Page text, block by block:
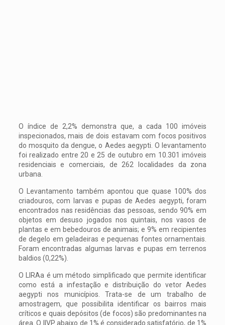
O índice de 2,2% demonstra que, a cada 100 imóveis
inspecionados, mais de dois estavam com focos positivos
do mosquito da dengue, o Aedes aegypti. O levantamento
foi realizado entre 20 e 25 de outubro em 10.301 imóveis
residenciais e comerciais, de 262 localidades da zona
urbana.
O Levantamento também apontou que quase 100% dos
criadouros, com larvas e pupas de Aedes aegypti, foram
encontrados nas residências das pessoas, sendo 90% em
objetos em desuso jogados nos quintais, nos vasos de
plantas e em bebedouros de animais; e 9% em recipientes
de degelo em geladeiras e pequenas fontes ornamentais.
Foram encontradas algumas larvas e pupas em terrenos
baldios (0,22%).
O LIRAa é um método simplificado que permite identificar
como está a infestação e distribuição do vetor Aedes
aegypti nos municípios. Trata-se de um trabalho de
amostragem, que possibilita identificar os bairros mais
críticos e quais depósitos (de focos) são predominantes na
área. O IIVP abaixo de 1% é considerado satisfatório, de 1%